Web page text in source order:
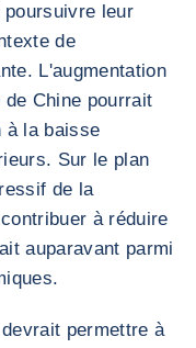
leur
de
L'augmentation
Chine pourrait
à la baisse
Sur le plan
de la
à réduire
auparavant parmi
permettre à